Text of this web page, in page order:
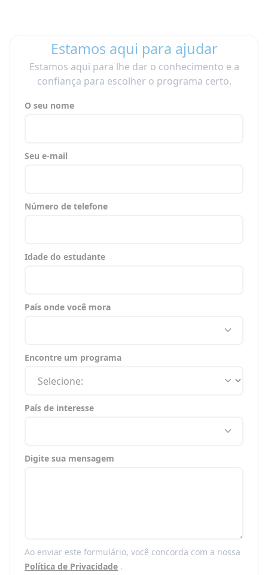
Estamos aqui para ajudar
Estamos aqui para lhe dar o conhecimento e a
confiança para escolher o programa certo.
O seu nome
Seu e-mail
Número de telefone
Idade do estudante
País onde você mora
Encontre um programa
País de interesse
Digite sua mensagem
Ao enviar este formulário, você concorda com a nossa
Política de Privacidade .